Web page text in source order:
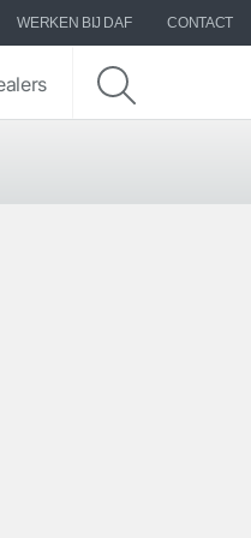
WERKEN BIJ DAF CONTACT